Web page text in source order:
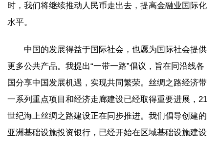
时，我们将继续推动人民币走出去，提高金融业国际化
水平。
中国的发展得益于国际社会，也愿为国际社会提供
更多公共产品。我提出“一带一路”倡议，旨在同沿线各
国分享中国发展机遇，实现共同繁荣。丝绸之路经济带
一系列重点项目和经济走廊建设已经取得重要进展，21
世纪海上丝绸之路建设正在同步推进。我们倡导创建的
亚洲基础设施投资银行，已经开始在区域基础设施建设